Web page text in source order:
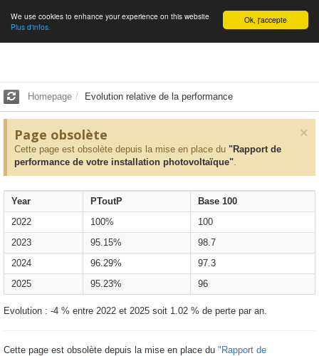
English Ok, j'accepte
We use cookies to enhance your experience on this website
Plus d'infos.
Homepage Evolution relative de la performance
×
Page obsolète
Cette page est obsolète depuis la mise en place du "Rapport de
performance de votre installation photovoltaïque".
Year PToutP
Base 100
2022
100%
100
2023
95.15%
98.7
2024
96.29%
97.3
2025
95.23% 96
Evolution : -4 % entre 2022 et 2025 soit 1.02 % de perte par an.
Cette page est obsolète depuis la mise en place du "Rapport de